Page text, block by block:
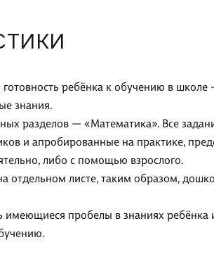
ребёнка к обучению в школе
знания.
разделов — «Математика». Все
и апробированные на практике,
либо с помощью взрослого.
отдельном листе, таким образом,
пробелы в знаниях ребёнка